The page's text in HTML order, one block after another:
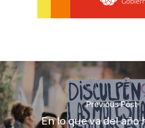
Previous Post
En lo que va del año